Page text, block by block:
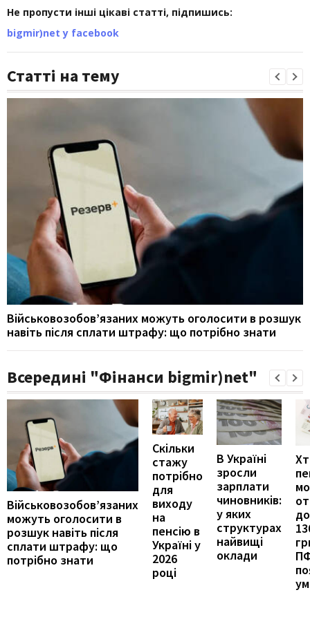
Не пропусти інші цікаві статті, підпишись:
bigmir)net у facebook
Статті на тему
Військовозобов’язаних можуть оголосити в розшук
навіть після сплати штрафу: що потрібно знати
Всередині "Фінанси bigmir)net"
Військовозобов’язаних
можуть оголосити в
розшук навіть після
сплати штрафу: що
потрібно знати
Скільки
стажу
потрібно
для
виходу
на
пенсію в
Україні у
2026
році
В Україні
зросли
зарплати
чиновників:
у яких
структурах
найвищі
оклади